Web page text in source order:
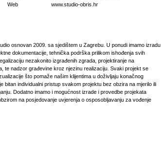
Web
www.studio-obris.hr
osnovan 2009. sa sjedištem u Zagrebu. U ponudi imamo izradu
dokumentacije, tehnička podrška prilikom ishođenja svih
nezakonito izgrađenih zgrada, projektiranje na
te nadzor građevine kroz njezinu realizaciju. Svaki projekt se
što pomaže našim klijentima u doživljaju konačnog
bitan individualni pristup svakom projektu bez obzira na mjerilo ili
Dodatno imamo i mogućnost izrade i provedbe projekata
na posjedovanje uvjerenja o osposobljavanju za vođenje